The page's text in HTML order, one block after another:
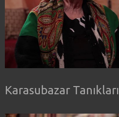
Karasubazar Tanıkları